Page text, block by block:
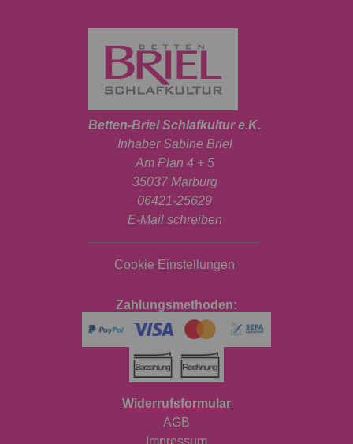
Betten-Briel Schlafkultur e.K.
Inhaber Sabine Briel
Am Plan 4 + 5
35037 Marburg
06421-25629
E-Mail schreiben
Cookie Einstellungen
Zahlungsmethoden:
Widerrufsformular
AGB
Impressum